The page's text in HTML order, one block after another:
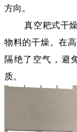
方向。
真空耙式干燥
物料的干燥。在
隔绝了空气，避
质。